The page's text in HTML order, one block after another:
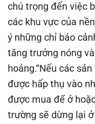
chú trọng đến việc
các khu vực của
ý những chỉ báo
tăng trưởng nóng
hoảng.“Nếu các
được hấp thụ vào
được mua để ở
trường sẽ dừng lại